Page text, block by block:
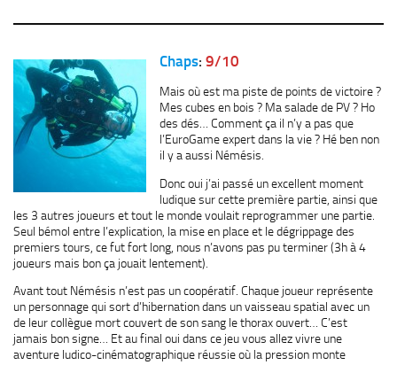
Chaps: 9/10
Mais où est ma piste de points de victoire ?
Mes cubes en bois ? Ma salade de PV ? Ho
des dés… Comment ça il n’y a pas que
l’EuroGame expert dans la vie ? Hé ben non
il y a aussi Némésis.
Donc oui j’ai passé un excellent moment
ludique sur cette première partie, ainsi que
les 3 autres joueurs et tout le monde voulait reprogrammer une partie.
Seul bémol entre l’explication, la mise en place et le dégrippage des
premiers tours, ce fut fort long, nous n’avons pas pu terminer (3h à 4
joueurs mais bon ça jouait lentement).
Avant tout Némésis n’est pas un coopératif. Chaque joueur représente
un personnage qui sort d’hibernation dans un vaisseau spatial avec un
de leur collègue mort couvert de son sang le thorax ouvert… C’est
jamais bon signe… Et au final oui dans ce jeu vous allez vivre une
aventure ludico-cinématographique réussie où la pression monte